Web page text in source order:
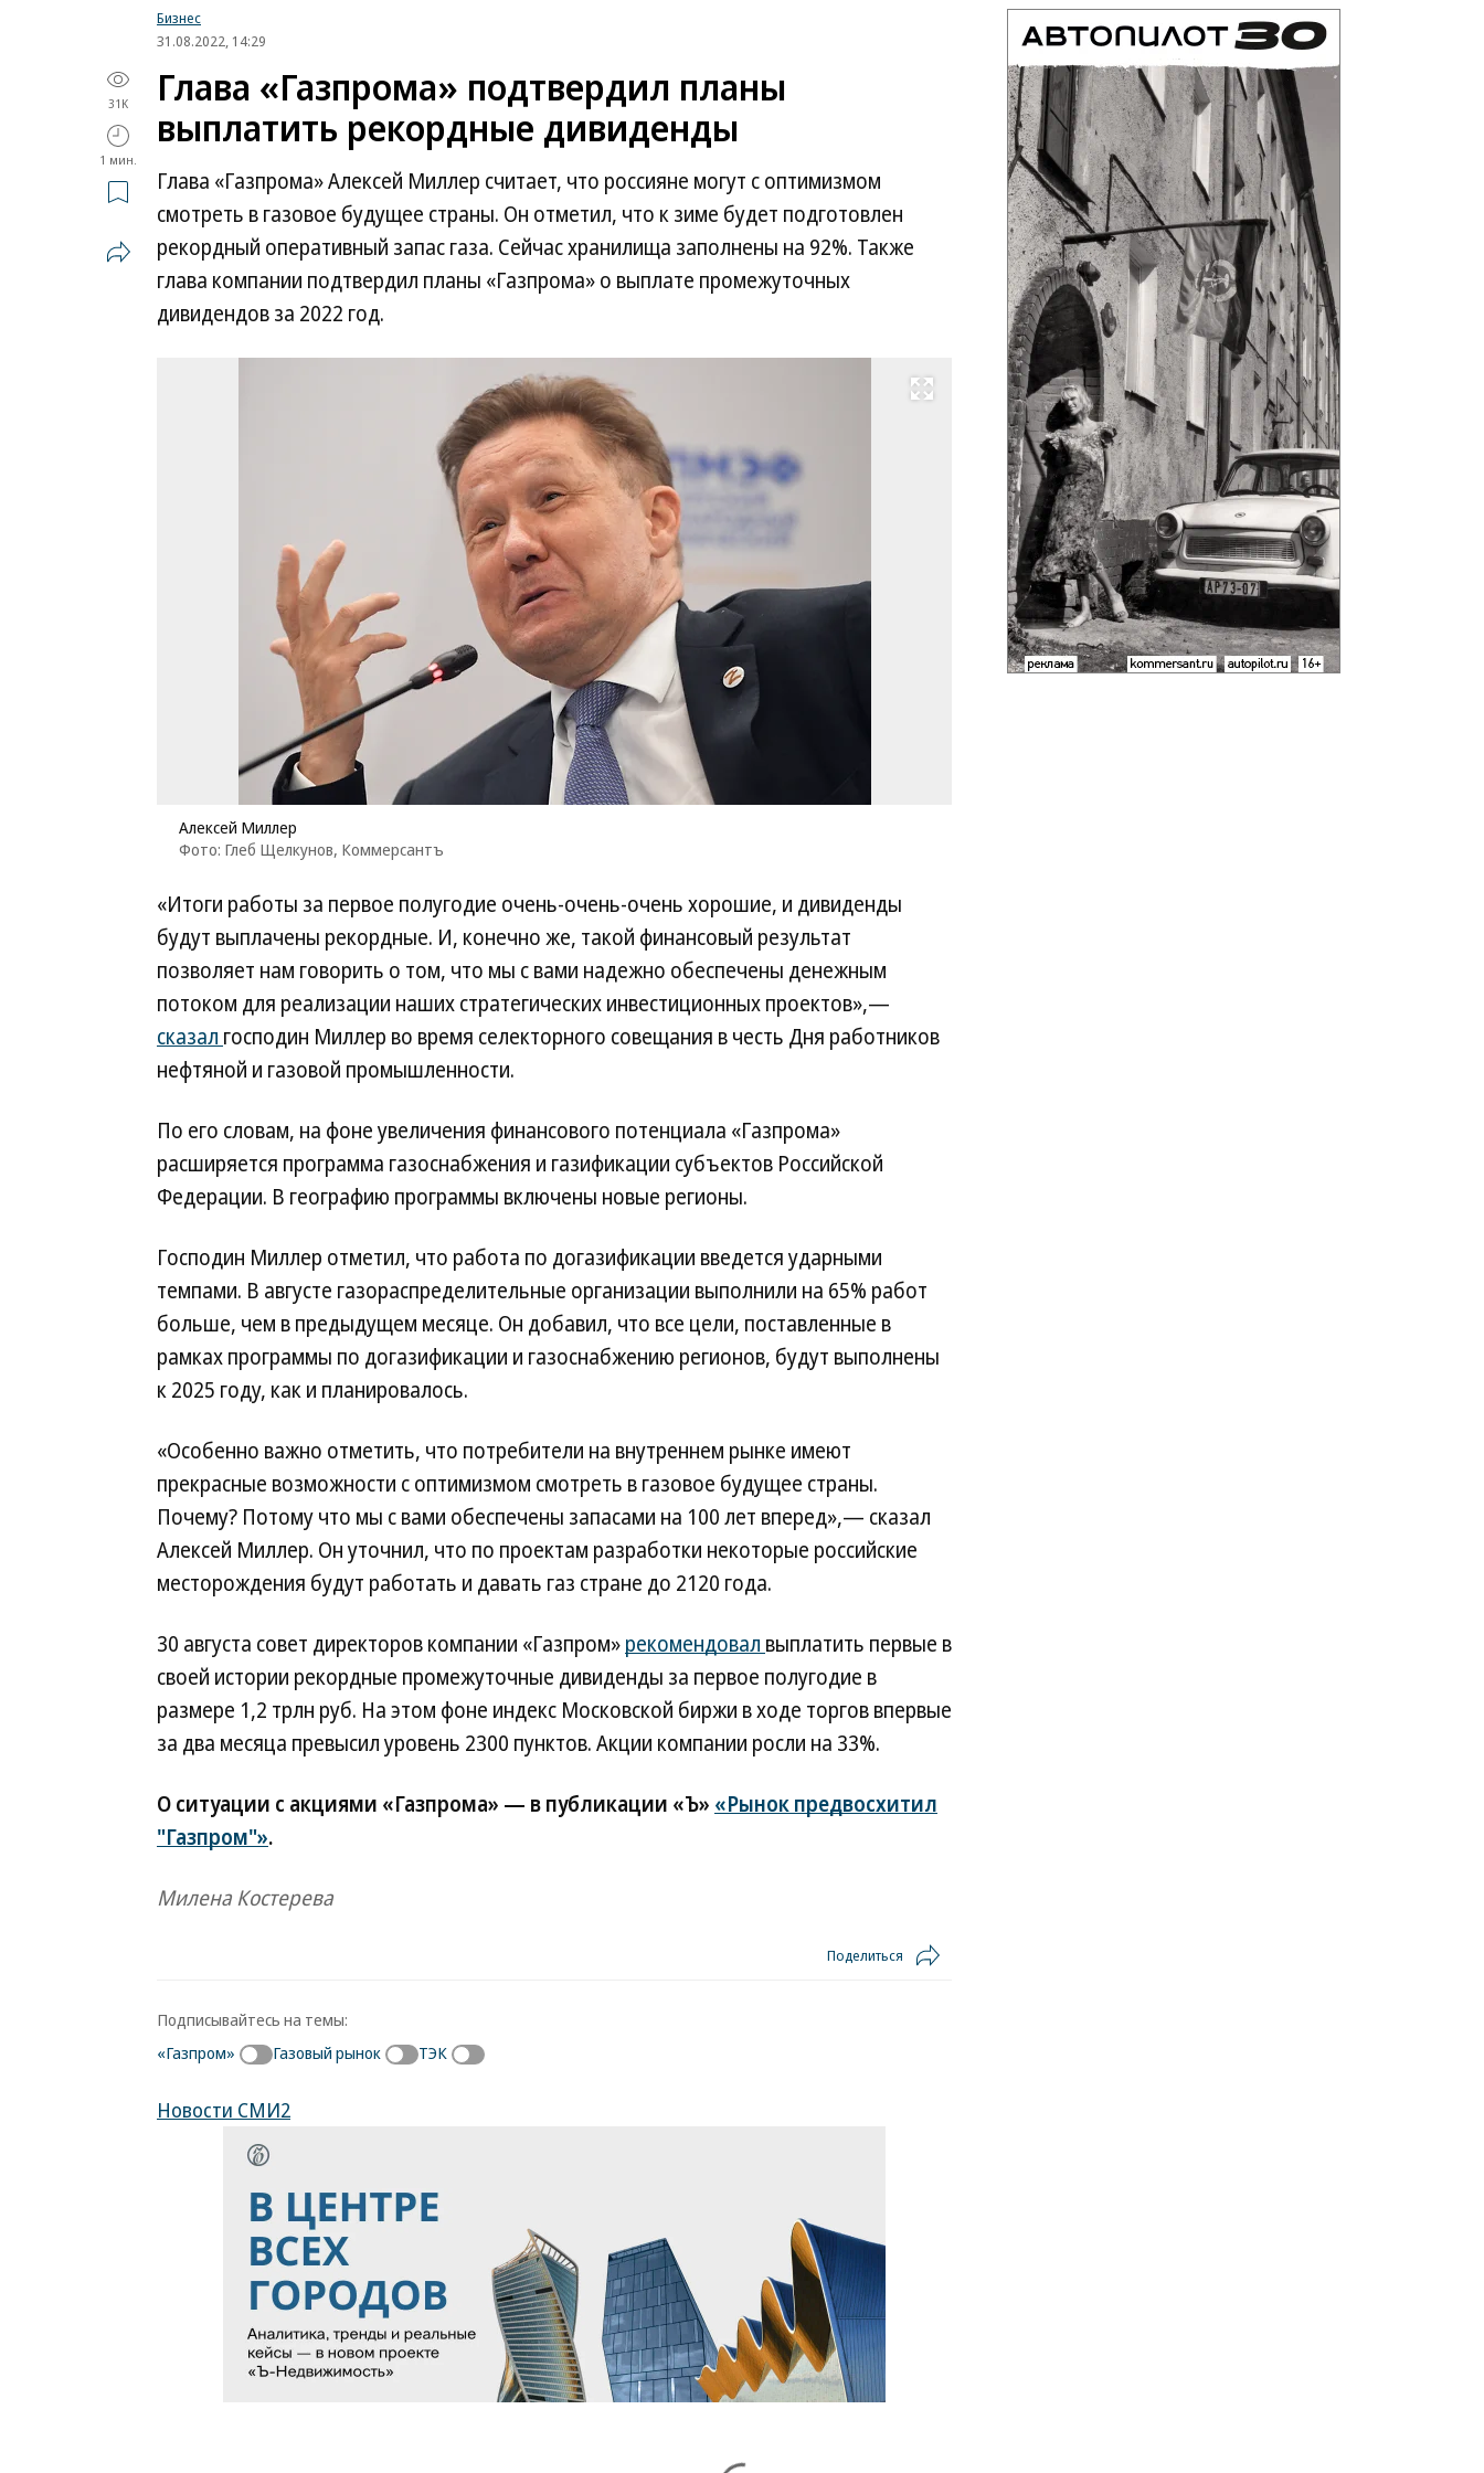
Бизнес
31.08.2022, 14:29
31K
1 мин.
Глава «Газпрома» подтвердил планы
выплатить рекордные дивиденды
Глава «Газпрома» Алексей Миллер считает, что россияне могут с оптимизмом
смотреть в газовое будущее страны. Он отметил, что к зиме будет подготовлен
рекордный оперативный запас газа. Сейчас хранилища заполнены на 92%. Также
глава компании подтвердил планы «Газпрома» о выплате промежуточных
дивидендов за 2022 год.
Развернуть на весь экран
Алексей Миллер
Фото: Глеб Щелкунов, Коммерсантъ
Алексей
Миллер
Фото:
Щелкунов,
Коммерсантъ
«Итоги работы за первое полугодие очень-очень-очень хорошие, и дивиденды
будут выплачены рекордные. И, конечно же, такой финансовый результат
позволяет нам говорить о том, что мы с вами надежно обеспечены денежным
потоком для реализации наших стратегических инвестиционных проектов»,—
сказал господин Миллер во время селекторного совещания в честь Дня работников
нефтяной и газовой промышленности.
По его словам, на фоне увеличения финансового потенциала «Газпрома»
расширяется программа газоснабжения и газификации субъектов Российской
Федерации. В географию программы включены новые регионы.
Господин Миллер отметил, что работа по догазификации введется ударными
темпами. В августе газораспределительные организации выполнили на 65% работ
больше, чем в предыдущем месяце. Он добавил, что все цели, поставленные в
рамках программы по догазификации и газоснабжению регионов, будут выполнены
к 2025 году, как и планировалось.
«Особенно важно отметить, что потребители на внутреннем рынке имеют
прекрасные возможности с оптимизмом смотреть в газовое будущее страны.
Почему? Потому что мы с вами обеспечены запасами на 100 лет вперед»,— сказал
Алексей Миллер. Он уточнил, что по проектам разработки некоторые российские
месторождения будут работать и давать газ стране до 2120 года.
30 августа совет директоров компании «Газпром»рекомендовал выплатить первые в
своей истории рекордные промежуточные дивиденды за первое полугодие в
размере 1,2 трлн руб. На этом фоне индекс Московской биржи в ходе торгов впервые
за два месяца превысил уровень 2300 пунктов. Акции компании росли на 33%.
О ситуации с акциями «Газпрома» — в публикации «Ъ» «Рынок предвосхитил
"Газпром"».
Милена Костерева
Поделиться
Подписывайтесь на темы:
«Газпром»
Газовый рынок ТЭК
Новости СМИ2